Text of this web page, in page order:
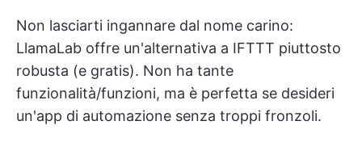
Non lasciarti ingannare dal nome carino:
LlamaLab offre un'alternativa a IFTTT piuttosto
robusta (e gratis). Non ha tante
funzionalità/funzioni, ma è perfetta se desideri
un'app di automazione senza troppi fronzoli.